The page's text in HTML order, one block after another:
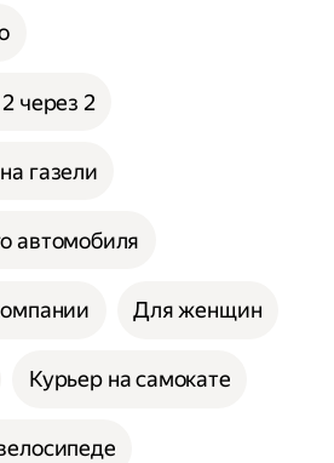
через 2
газели
автомобиля
Для женщин
Курьер на самокате